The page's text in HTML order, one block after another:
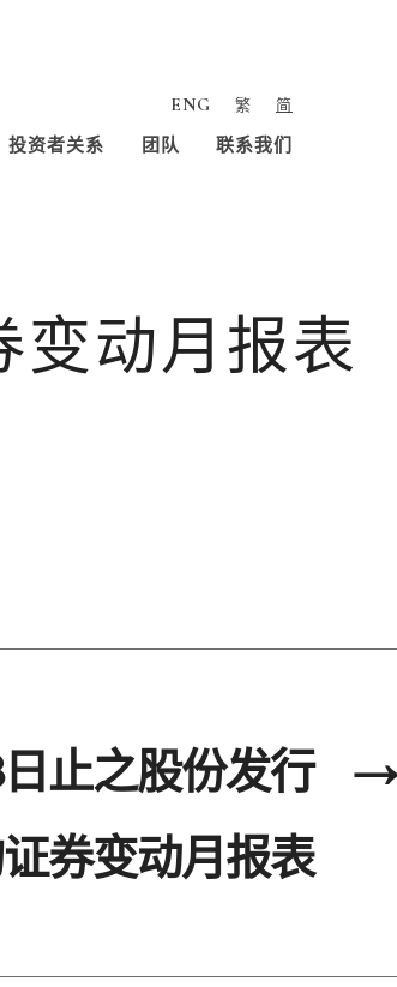
ENG 繁 简
投资者关系 团队 联系我们
变动月报表
→
止之股份发行
券变动月报表